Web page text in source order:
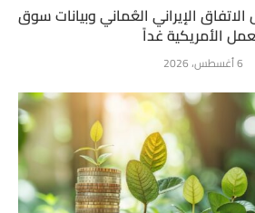
الإيراني العُماني وبيانات سوق
الأمريكية غداً
6 أغسطس، 2026